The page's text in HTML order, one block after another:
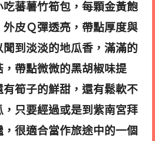
蕃薯竹筍包，每顆金黃飽
皮Ｑ彈透亮，帶點厚度與
到淡淡的地瓜香， 滿滿的
帶點微微的黑胡椒味提
筍子的鮮甜， 還有鬆軟不
只要經過或是到紫南宮拜
很適合當作旅途中的一個